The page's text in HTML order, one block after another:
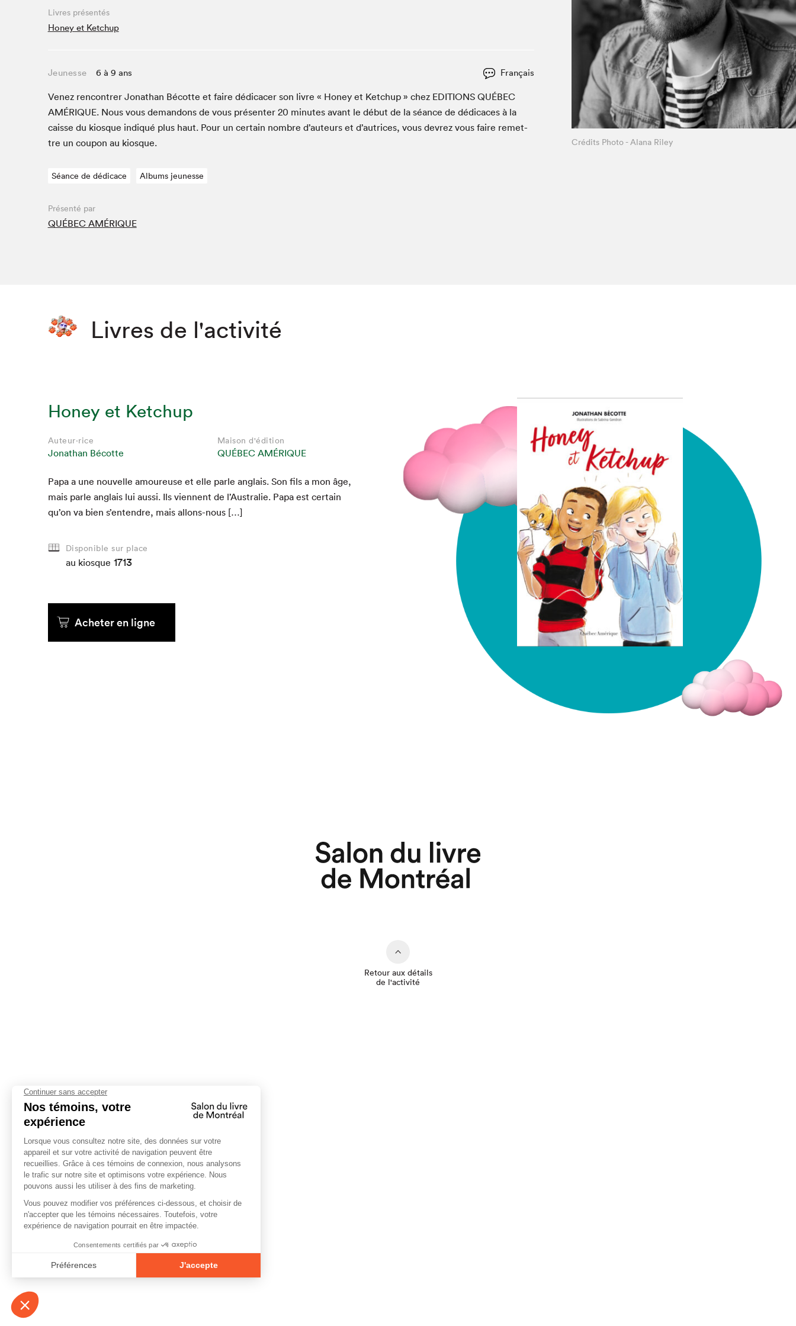
Café La Presse
Espace Côte-des-Neiges
La lecture en cadeau
Le grand jeu de lecture à voix haute du Salon du livre
de Montréal
Le Salon dans ta classe
Lettres québécoises au Salon
Liseur Public
Louisiane enracinée et branchée
Matinées scolaires Hydro-Québec
Mur des illustrateur·rice·s
À propos du Salon
Liste des exposant·e·s
Liste des auteur·rice·s
Que cherchez-vous?
Fermer
Livres présentés
Honey et Ketchup
Jeunesse 6 à 9 ans Français
Venez ren­con­tr­er Jonathan Bécotte et faire dédi­cac­er son livre « Hon­ey et Ketchup » chez EDI­TIONS QUÉBEC
AMÉRIQUE. Nous vous deman­dons de vous présen­ter 20 min­utes avant le début de la séance de dédi­caces à la
caisse du kiosque indiqué plus haut. Pour un cer­tain nom­bre d’auteurs et d’autrices, vous devrez vous faire remet­
tre un coupon au kiosque.
Séance de dédicace Albums jeunesse
Présenté par
QUÉBEC AMÉRIQUE
Crédits Photo - Alana Riley
Livres de l'activité
Honey et Ketchup
Auteur·rice
Jonathan Bécotte
Maison d'édition
QUÉBEC AMÉRIQUE
Papa a une nou­velle amoureuse et elle par­le anglais. Son fils a mon âge,
mais par­le anglais lui aus­si. Ils vien­nent de l’Australie. Papa est cer­tain
qu’on va bien s’entendre, mais allons-nous […]
Disponible sur place
au kiosque 1713
Acheter en ligne
Retour aux détails
de l'activité